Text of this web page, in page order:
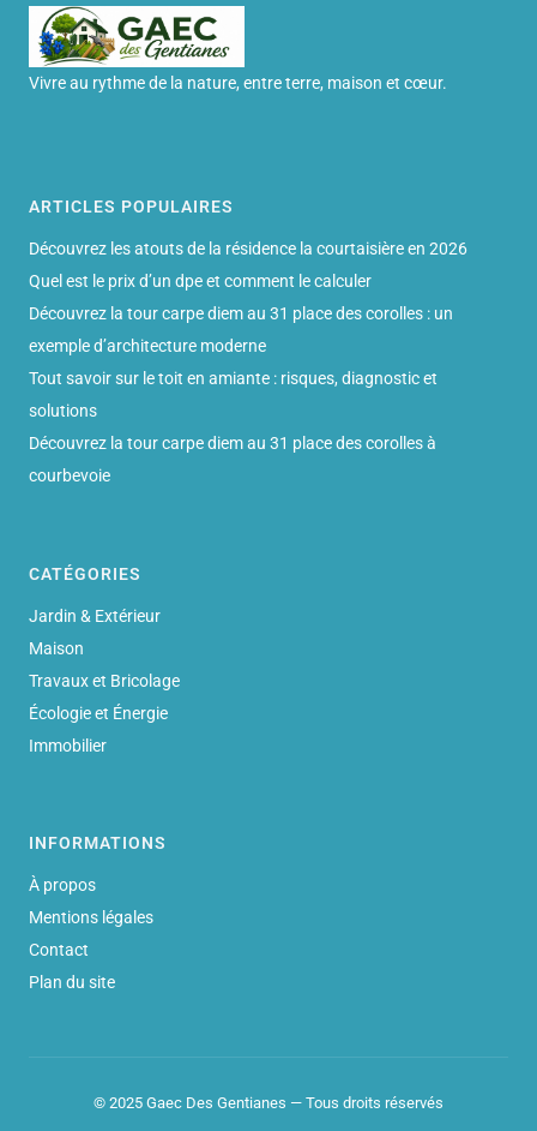
Vivre au rythme de la nature, entre terre, maison et cœur.
ARTICLES POPULAIRES
Découvrez les atouts de la résidence la courtaisière en 2026
Quel est le prix d’un dpe et comment le calculer
Découvrez la tour carpe diem au 31 place des corolles : un
exemple d’architecture moderne
Tout savoir sur le toit en amiante : risques, diagnostic et
solutions
Découvrez la tour carpe diem au 31 place des corolles à
courbevoie
CATÉGORIES
Jardin & Extérieur
Maison
Travaux et Bricolage
Écologie et Énergie
Immobilier
INFORMATIONS
À propos
Mentions légales
Contact
Plan du site
© 2025 Gaec Des Gentianes — Tous droits réservés